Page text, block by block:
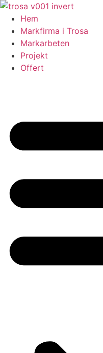
Skip
content
Hem
Markfirma i Trosa
Markarbeten
Projekt
Offert